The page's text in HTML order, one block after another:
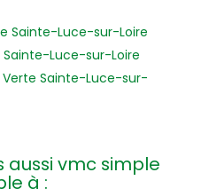
Sainte-Luce-sur-Loire
Luce-sur-Loire
Sainte-Luce-sur-
aussi vmc simple
à :